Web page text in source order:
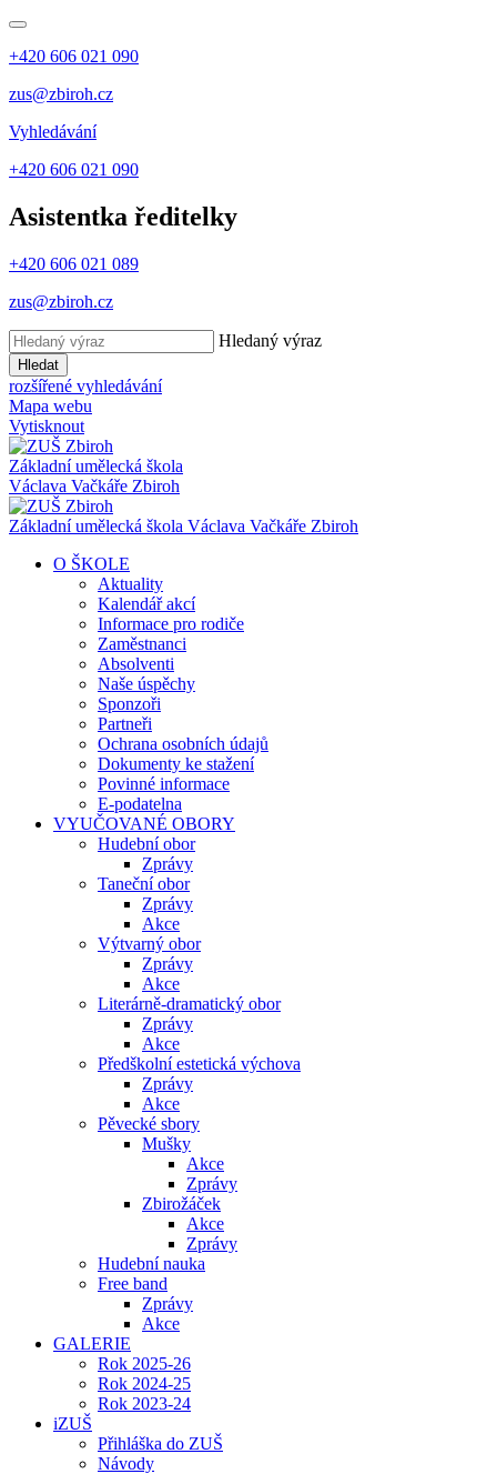
+420 606 021 090
zus@zbiroh.cz
Vyhledávání
+420 606 021 090
Asistentka ředitelky
+420 606 021 089
zus@zbiroh.cz
Hledaný výraz
Hledat
rozšířené vyhledávání
Mapa webu
Vytisknout
Základní umělecká škola
Václava Vačkáře Zbiroh
Základní umělecká škola Václava Vačkáře Zbiroh
O ŠKOLE
Aktuality
Kalendář akcí
Informace pro rodiče
Zaměstnanci
Absolventi
Naše úspěchy
Sponzoři
Partneři
Ochrana osobních údajů
Dokumenty ke stažení
Povinné informace
E-podatelna
VYUČOVANÉ OBORY
Hudební obor
Zprávy
Taneční obor
Zprávy
Akce
Výtvarný obor
Zprávy
Akce
Literárně-dramatický obor
Zprávy
Akce
Předškolní estetická výchova
Zprávy
Akce
Pěvecké sbory
Mušky
Akce
Zprávy
Zbirožáček
Akce
Zprávy
Hudební nauka
Free band
Zprávy
Akce
GALERIE
Rok 2025-26
Rok 2024-25
Rok 2023-24
iZUŠ
Přihláška do ZUŠ
Návody